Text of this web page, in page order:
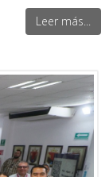
Leer más...